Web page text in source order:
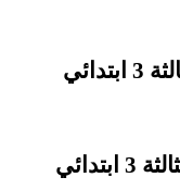
و اختبارات السنة الثالثة 3 ابتدائي
بنك التوزيعات الشهرية للسنة الثالثة 3 ابتدائي